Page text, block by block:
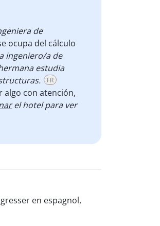
de
ocupa del cálculo
ingeniero/a de
estudia
FR
algo con atención,
el hotel para ver
en espagnol,